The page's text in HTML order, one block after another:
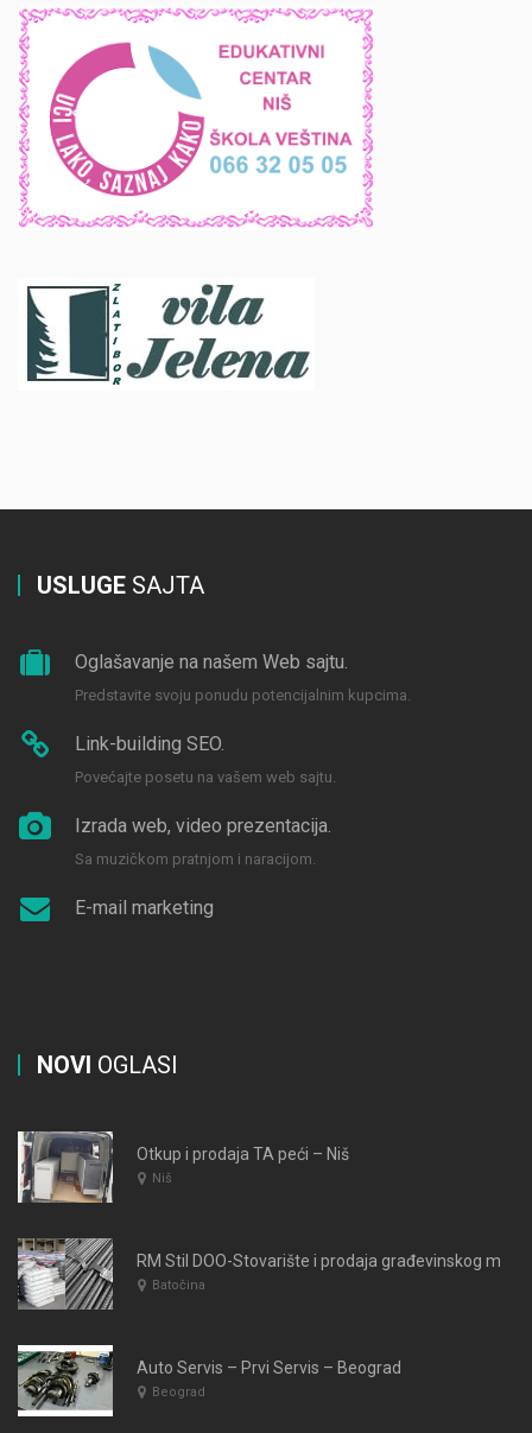
USLUGE SAJTA
Oglašavanje na našem Web sajtu.
Predstavite svoju ponudu potencijalnim kupcima.
Link-building SEO.
Povećajte posetu na vašem web sajtu.
Izrada web, video prezentacija.
Sa muzičkom pratnjom i naracijom.
E-mail marketing
NOVI OGLASI
Otkup i prodaja TA peći – Niš
Niš
Batočina
Auto Servis – Prvi Servis – Beograd
Beograd